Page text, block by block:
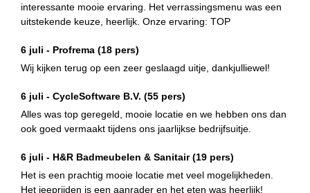
interessante mooie ervaring. Het verrassingsmenu was een
uitstekende keuze, heerlijk. Onze ervaring: TOP
6 juli - Profrema (18 pers)
Wij kijken terug op een zeer geslaagd uitje, dankjulliewel!
6 juli - CycleSoftware B.V. (55 pers)
Alles was top geregeld, mooie locatie en we hebben ons dan
ook goed vermaakt tijdens ons jaarlijkse bedrijfsuitje.
6 juli - H&R Badmeubelen & Sanitair(19 pers)
Het is een prachtig mooie locatie met veel mogelijkheden.
Het jeeprijden is een aanrader en het eten was heerlijk!